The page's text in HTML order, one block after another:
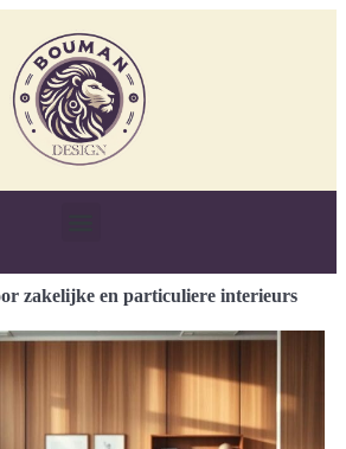
zakelijke en particuliere interieurs